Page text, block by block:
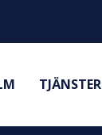
TJÄNSTER